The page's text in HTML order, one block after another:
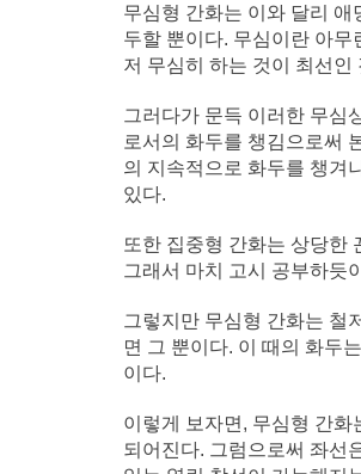
무심형 간화는 이와 달리
두할 뿐이다. 무심이란 아
저 무심히 하는 것이 최선인
그러다가 문득 이러한 무심
로서의 화두를 챙김으로써
의 지속적으로 화두를 챙겨
있다.
또한 집중형 간화는 상당한
그래서 마치 고시 공부하듯
그렇지만 무심형 간화는 철
면 그 뿐이다. 이 때의 화두
이다.
이렇게 보자면, 무심형 간
되어진다. 그럼으로써 좌선